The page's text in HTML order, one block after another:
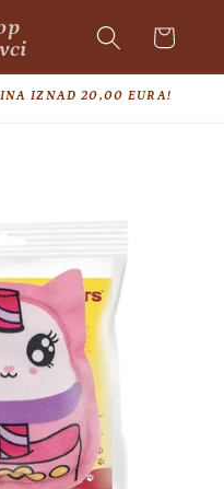
Cart
IZNAD 20,00 EURA!